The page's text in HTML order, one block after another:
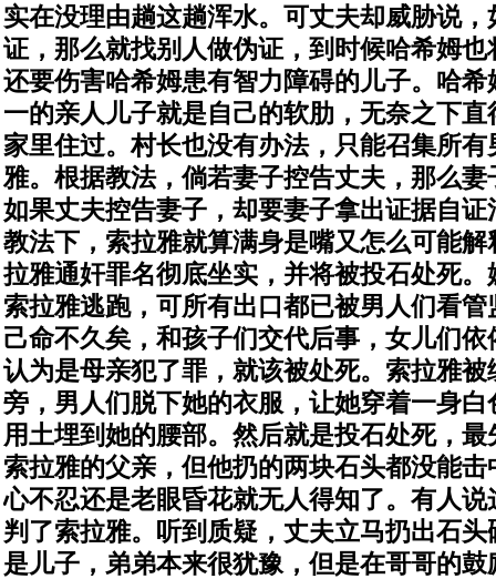
实在没理由趟这趟浑水。 可丈夫却威胁说
证，那么就找别人做伪证，到时候哈希姆
还要伤害哈希姆患有智力障碍的儿子。哈
一的亲人儿子就是自己的软肋，无奈之下
家里住过。村长也没有办法，只能召集所
雅。 根据教法，倘若妻子控告丈夫，那么
如果丈夫控告妻子，却要妻子拿出证据自
教法下，索拉雅就算满身是嘴又怎么可能解
拉雅通奸罪名彻底坐实，并将被投石处死
索拉雅逃跑，可所有出口都已被男人们看
己命不久矣，和孩子们交代后事，女儿们
认为是母亲犯了罪，就该被处死。 索拉雅被
旁，男人们脱下她的衣服，让她穿着一身
用土埋到她的腰部。 然后就是投石处死，
索拉雅的父亲，但他扔的两块石头都没能
心不忍还是老眼昏花就无人得知了。 有人说
判了索拉雅。听到质疑，丈夫立马扔出石
是儿子，弟弟本来很犹豫，但是在哥哥的